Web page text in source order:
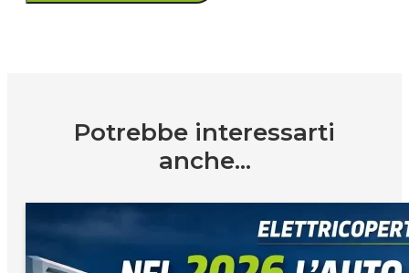
Potrebbe interessarti
anche...